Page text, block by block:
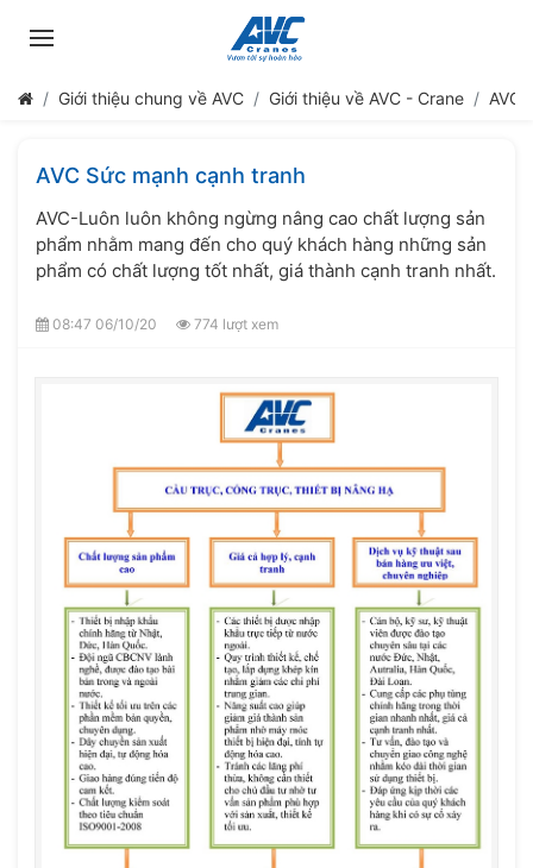
Giới thiệu chung về AVC Giới thiệu về AVC - Crane AVC
AVC Sức mạnh cạnh tranh
AVC-Luôn luôn không ngừng nâng cao chất lượng sản
phẩm nhằm mang đến cho quý khách hàng những sản
phẩm có chất lượng tốt nhất, giá thành cạnh tranh nhất.
08:47 06/10/20 774 lượt xem